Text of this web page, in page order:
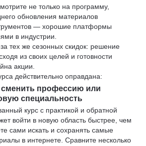
не только на программу,
обновления материалов
— хорошие платформы
в индустрии.
тех же сезонных скидок: решение
из своих целей и готовности
акции.
действительно оправдана:
профессию или
специальность
курс с практикой и обратной
войти в новую область быстрее, чем
сами искать и сохранять самые
в интернете. Сравните несколько